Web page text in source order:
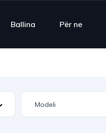
Ballina Për ne